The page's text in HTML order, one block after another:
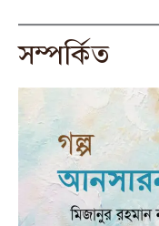
সম্পর্কিত